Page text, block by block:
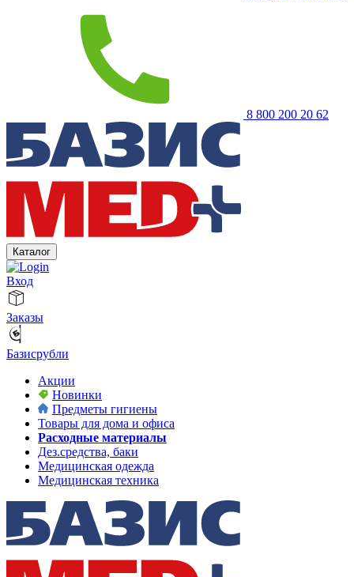
8 800 200 20 62
Каталог
Вход
Заказы
Базисрубли
Акции
Новинки
Предметы гигиены
Товары для дома и офиса
Расходные материалы
Дез.средства, баки
Медицинская одежда
Медицинская техника